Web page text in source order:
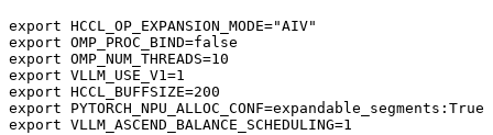
export HCCL_OP_EXPANSION_MODE="AIV"
export OMP_PROC_BIND=false
export OMP_NUM_THREADS=10
export VLLM_USE_V1=1
export HCCL_BUFFSIZE=200
export PYTORCH_NPU_ALLOC_CONF=expandable_segments:True
export VLLM_ASCEND_BALANCE_SCHEDULING=1